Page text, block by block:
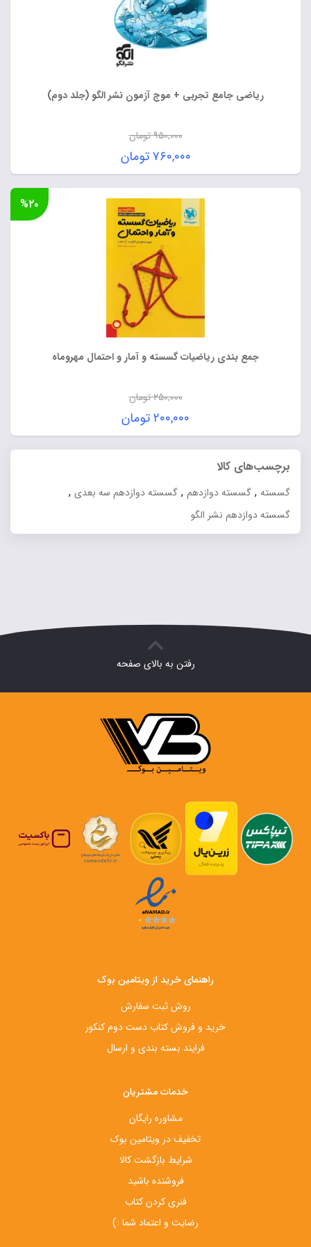
ریاضی جامع تجربی + موج آزمون نشر الگو (جلد دوم)
۹۵۰,۰۰۰تومان
قیمت
اصلی:
۹۵۰,۰۰۰ تومان
بود.
۷۶۰,۰۰۰تومان
قیمت
فعلی:
۷۶۰,۰۰۰ تومان.
جمع بندی ریاضیات گسسته و آمار و احتمال مهروماه
۲۵۰,۰۰۰تومان
قیمت
اصلی:
۲۵۰,۰۰۰ تومان
۲۰۰,۰۰۰تومان
قیمت
فعلی:
%۲۰
برچسب‌های کالا
گسسته , گسسته دوازدهم , گسسته دوازدهم سه بعدی ,
گسسته دوازدهم نشر الگو
رفتن به بالای صفحه
راهنمای خرید از ویتامین بوک
روش ثبت سفارش
خرید و فروش کتاب دست‌ دوم کنکور
فرایند بسته بندی و ارسال
خدمات مشتریان
مشاوره رایگان
تخفیف در ویتامین بوک
شرایط بازگشت کالا
فروشنده باشید
فنری کردن کتاب
رضایت و اعتماد شما :)